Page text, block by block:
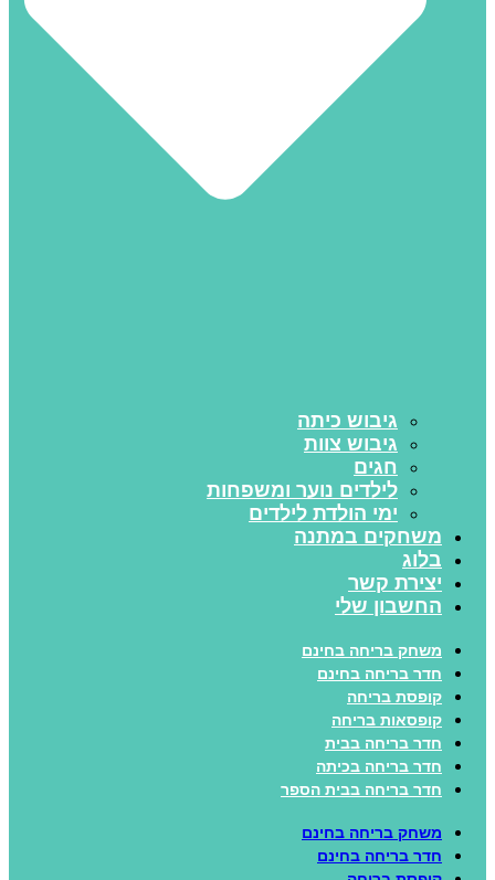
גיבוש כיתה
גיבוש צוות
חגים
לילדים נוער ומשפחות
ימי הולדת לילדים
משחקים במתנה
בלוג
יצירת קשר
החשבון שלי
משחק בריחה בחינם
חדר בריחה בחינם
קופסת בריחה
קופסאות בריחה
חדר בריחה בבית
חדר בריחה בכיתה
חדר בריחה בבית הספר
משחק בריחה בחינם
חדר בריחה בחינם